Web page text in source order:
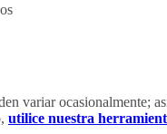
variar ocasionalmente;
utilice nuestra